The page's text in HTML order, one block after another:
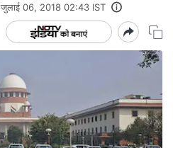
जुलाई 06, 2018 02:43 IST